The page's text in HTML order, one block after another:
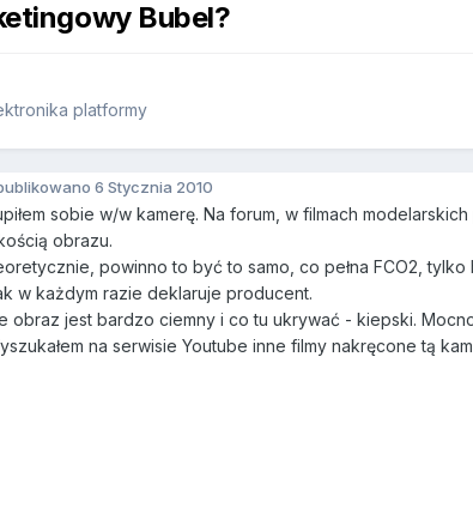
Bubel?
platformy
6 Stycznia 2010
sobie w/w kamerę. Na forum, w filmach
obrazu.
powinno to być to samo, co pełna FCO2,
w każdym razie deklaruje producent.
obraz jest bardzo ciemny i co tu ukrywać - kiepski.
na serwisie Youtube inne filmy nakręcone tą